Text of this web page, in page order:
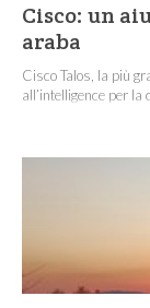
Cisco: un
araba
Cisco Talos, la più
all’intelligence per